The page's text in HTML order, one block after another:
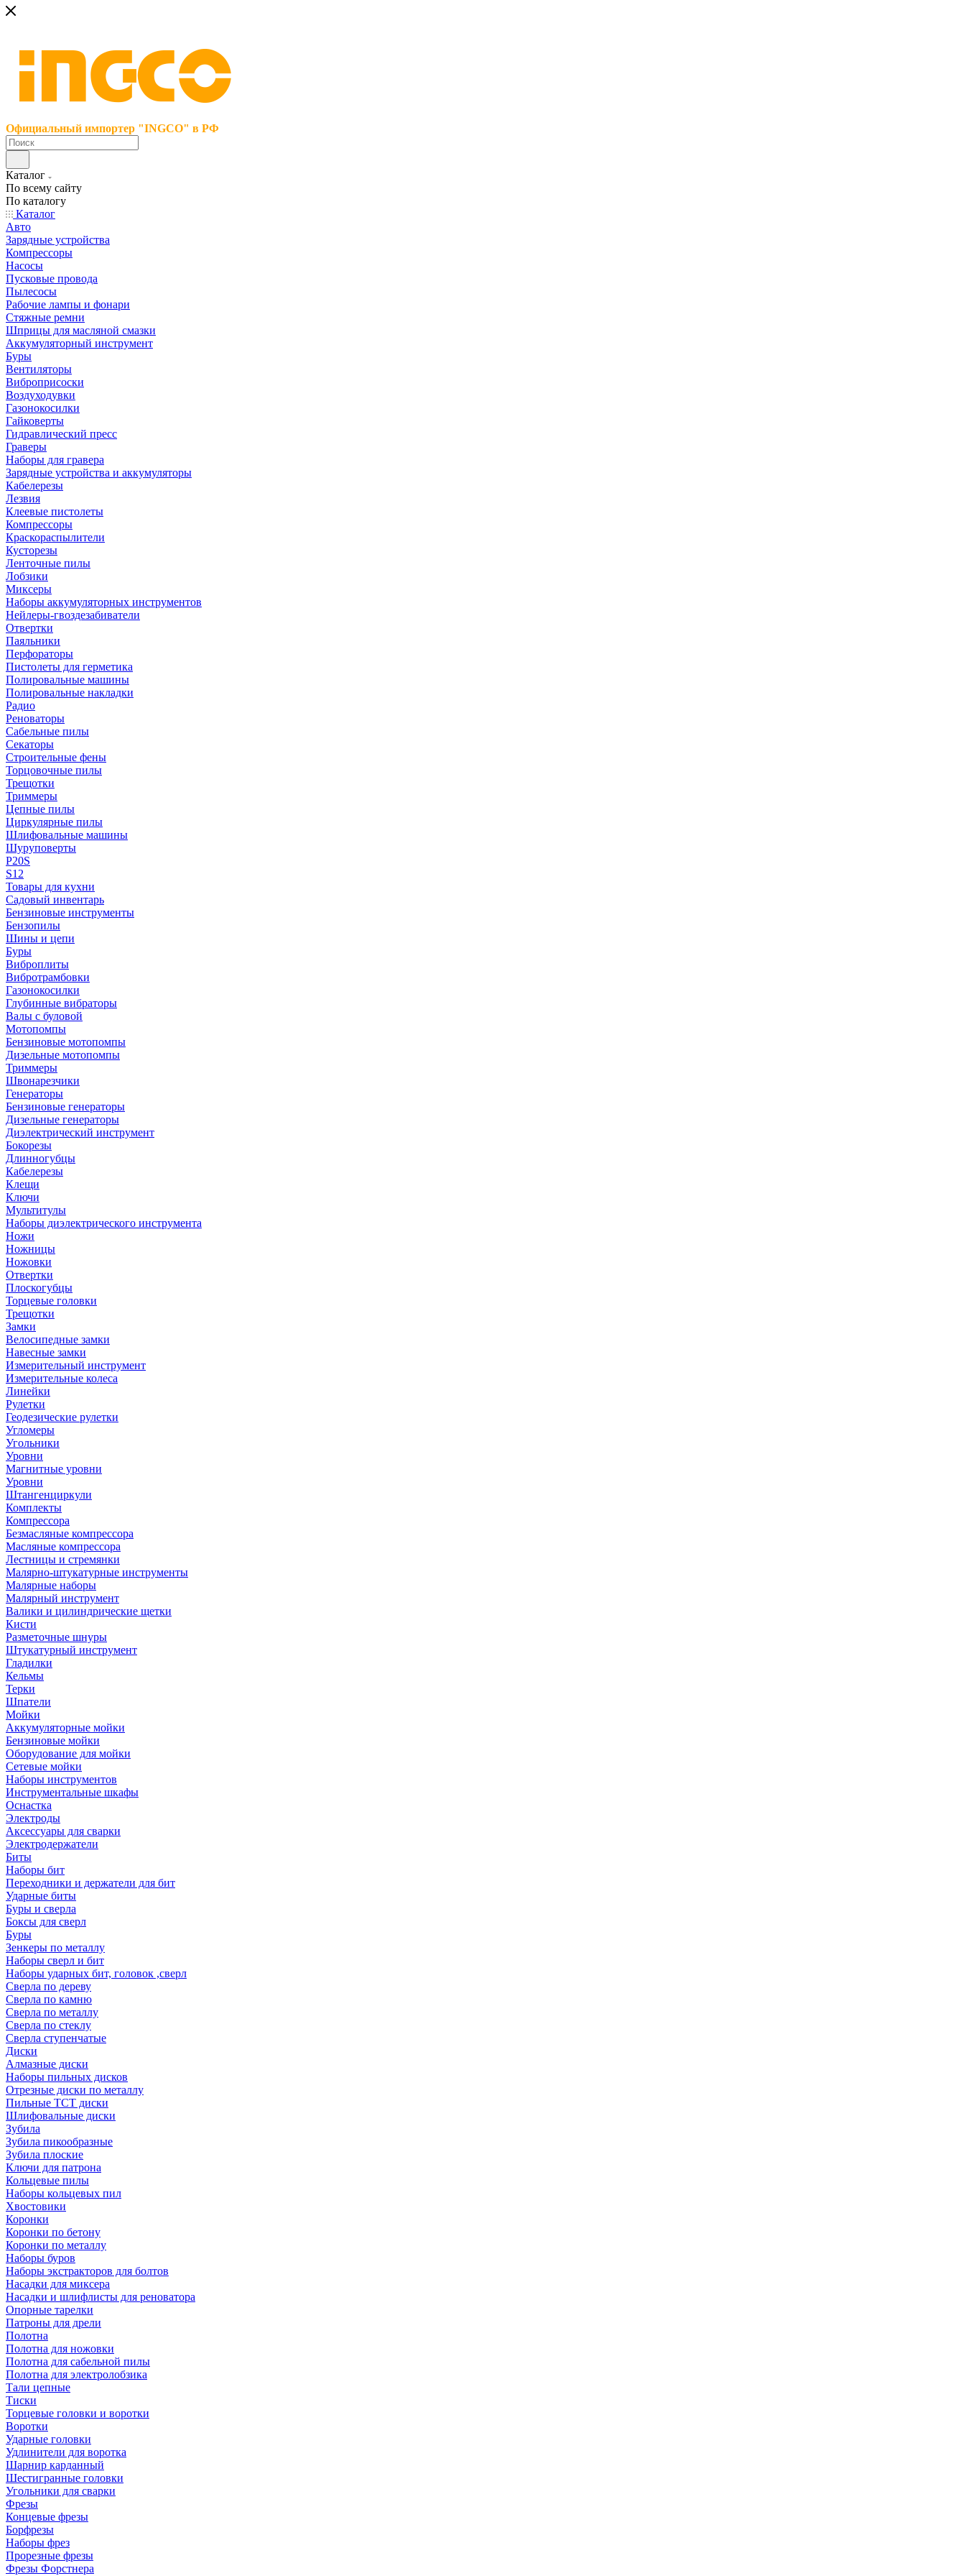
Официальный импортер "INGCO" в РФ
Каталог
По всему сайту
По каталогу
Каталог
Авто
Зарядные устройства
Компрессоры
Насосы
Пусковые провода
Пылесосы
Рабочие лампы и фонари
Стяжные ремни
Шприцы для масляной смазки
Аккумуляторный инструмент
Буры
Вентиляторы
Виброприсоски
Воздуходувки
Газонокосилки
Гайковерты
Гидравлический пресс
Граверы
Наборы для гравера
Зарядные устройства и аккумуляторы
Кабелерезы
Лезвия
Клеевые пистолеты
Компрессоры
Краскораспылители
Кусторезы
Ленточные пилы
Лобзики
Миксеры
Наборы аккумуляторных инструментов
Нейлеры-гвоздезабиватели
Отвертки
Паяльники
Перфораторы
Пистолеты для герметика
Полировальные машины
Полировальные накладки
Радио
Реноваторы
Сабельные пилы
Секаторы
Строительные фены
Торцовочные пилы
Трещотки
Триммеры
Цепные пилы
Циркулярные пилы
Шлифовальные машины
Шуруповерты
P20S
S12
Товары для кухни
Садовый инвентарь
Бензиновые инструменты
Бензопилы
Шины и цепи
Буры
Виброплиты
Вибротрамбовки
Газонокосилки
Глубинные вибраторы
Валы с буловой
Мотопомпы
Бензиновые мотопомпы
Дизельные мотопомпы
Триммеры
Швонарезчики
Генераторы
Бензиновые генераторы
Дизельные генераторы
Диэлектрический инструмент
Бокорезы
Длинногубцы
Кабелерезы
Клещи
Ключи
Мультитулы
Наборы диэлектрического инструмента
Ножи
Ножницы
Ножовки
Отвертки
Плоскогубцы
Торцевые головки
Трещотки
Замки
Велосипедные замки
Навесные замки
Измерительный инструмент
Измерительные колеса
Линейки
Рулетки
Геодезические рулетки
Угломеры
Угольники
Уровни
Магнитные уровни
Уровни
Штангенциркули
Комплекты
Компрессора
Безмасляные компрессора
Масляные компрессора
Лестницы и стремянки
Малярно-штукатурные инструменты
Малярные наборы
Малярный инструмент
Валики и цилиндрические щетки
Кисти
Разметочные шнуры
Штукатурный инструмент
Гладилки
Кельмы
Терки
Шпатели
Мойки
Аккумуляторные мойки
Бензиновые мойки
Оборудование для мойки
Сетевые мойки
Наборы инструментов
Инструментальные шкафы
Оснастка
Электроды
Аксессуары для сварки
Электродержатели
Биты
Наборы бит
Переходники и держатели для бит
Ударные биты
Буры и сверла
Боксы для сверл
Буры
Зенкеры по металлу
Наборы сверл и бит
Наборы ударных бит, головок ,сверл
Сверла по дереву
Сверла по камню
Сверла по металлу
Сверла по стеклу
Сверла ступенчатые
Диски
Алмазные диски
Наборы пильных дисков
Отрезные диски по металлу
Пильные TCT диски
Шлифовальные диски
Зубила
Зубила пикообразные
Зубила плоские
Ключи для патрона
Кольцевые пилы
Наборы кольцевых пил
Хвостовики
Коронки
Коронки по бетону
Коронки по металлу
Наборы буров
Наборы экстракторов для болтов
Насадки для миксера
Насадки и шлифлисты для реноватора
Опорные тарелки
Патроны для дрели
Полотна
Полотна для ножовки
Полотна для сабельной пилы
Полотна для электролобзика
Тали цепные
Тиски
Торцевые головки и воротки
Воротки
Ударные головки
Удлинители для воротка
Шарнир карданный
Шестигранные головки
Угольники для сварки
Фрезы
Концевые фрезы
Борфрезы
Наборы фрез
Прорезные фрезы
Фрезы Форстнера